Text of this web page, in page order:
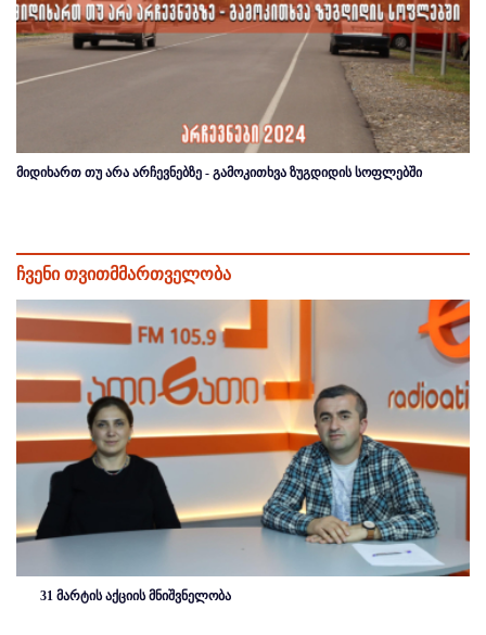
მიდიხართ თუ არა არჩევნებზე - გამოკითხვა ზუგდიდის სოფლებში
ჩვენი თვითმმართველობა
31 მარტის აქციის მნიშვნელობა